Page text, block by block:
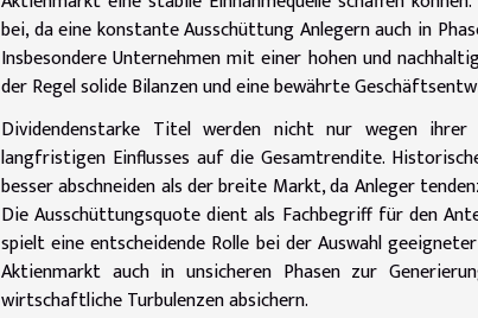
bei, da eine konstante Ausschüttung Anlegern auch in
Insbesondere Unternehmen mit einer hohen und
der Regel solide Bilanzen und eine bewährte
Dividendenstarke Titel werden nicht nur wegen
langfristigen Einflusses auf die Gesamtrendite.
besser abschneiden als der breite Markt, da Anleger
Die Ausschüttungsquote dient als Fachbegriff für den
spielt eine entscheidende Rolle bei der Auswahl
Aktienmarkt auch in unsicheren Phasen zur
wirtschaftliche Turbulenzen absichern.